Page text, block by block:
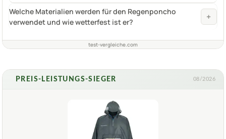
Welche Materialien werden für den Regenponcho
verwendet und wie wetterfest ist er?
+
test-vergleiche.com
PREIS-LEISTUNGS-SIEGER 08/2026